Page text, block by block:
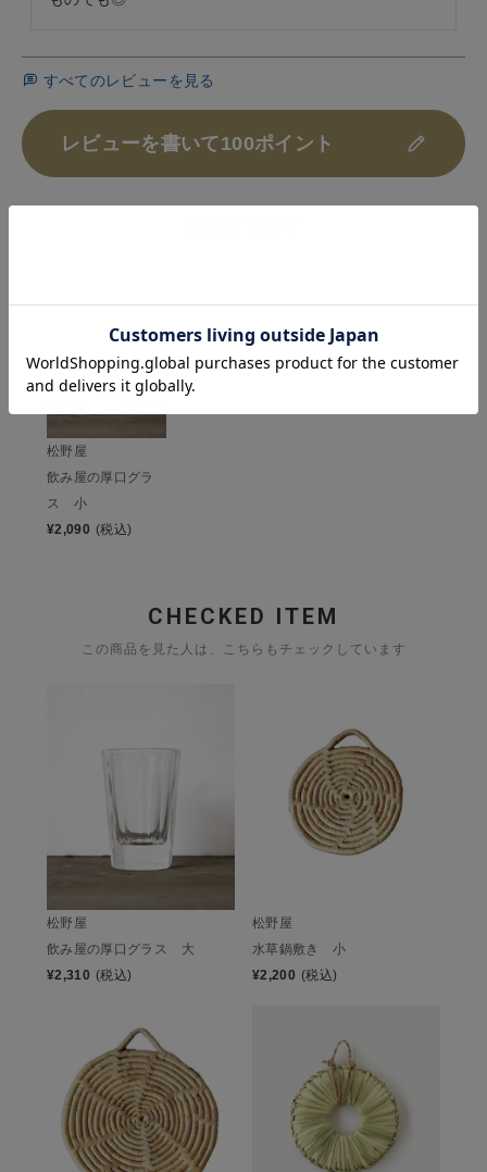
すべてのレビューを見る
レビューを書いて100ポイント
松野屋
飲み屋の厚口グラ
ス 小
¥2,090 (税込)
CHECKED ITEM
この商品を見た人は、こちらもチェックしています
松野屋
飲み屋の厚口グラス 大
¥2,310 (税込)
松野屋
水草鍋敷き 小
¥2,200 (税込)